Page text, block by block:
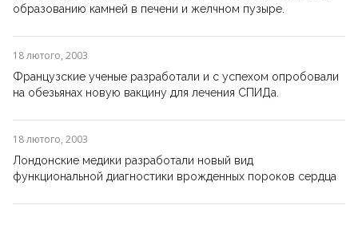
образованию камней в печени и желчном пузыре.
18 лютого, 2003
Французские ученые разработали и с успехом опробовали
на обезьянах новую вакцину для лечения СПИДа.
18 лютого, 2003
Лондонские медики разработали новый вид
функциональной диагностики врожденных пороков сердца